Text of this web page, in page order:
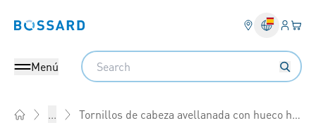
Bossard homepage
Menú
Search
... Tornillos de cabeza avellanada con hueco hexagonal, totalmente roscados